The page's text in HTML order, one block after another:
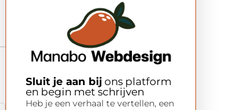
Sluit je aan bij ons platform
en begin met schrijven
Heb je een verhaal te vertellen, een